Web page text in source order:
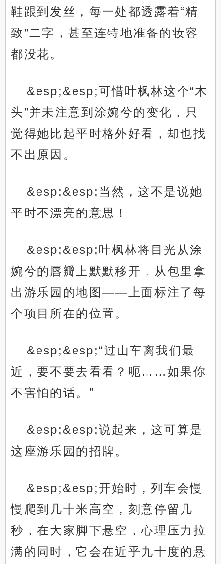
鞋跟到发丝，每一处都透露着“精
致”二字，甚至连特地准备的妆容
都没花。
&esp;&esp;可惜叶枫林这个“木
头”并未注意到涂婉兮的变化，只
觉得她比起平时格外好看，却也找
不出原因。
&esp;&esp;当然，这不是说她
平时不漂亮的意思！
&esp;&esp;叶枫林将目光从涂
婉兮的唇瓣上默默移开，从包里拿
出游乐园的地图——上面标注了每
个项目所在的位置。
&esp;&esp;“过山车离我们最
近，要不要去看看？呃……如果你
不害怕的话。”
&esp;&esp;说起来，这可算是
这座游乐园的招牌。
&esp;&esp;开始时，列车会慢
慢爬到几十米高空，刻意停留几
秒，在大家脚下悬空，心理压力拉
满的同时，它会在近乎九十度的悬